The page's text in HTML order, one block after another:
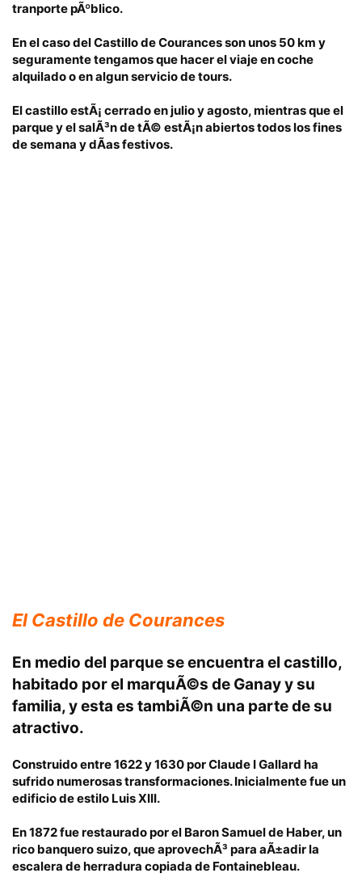
tranporte pÃºblico.
En el caso del Castillo de Courances son unos 50 km y
seguramente tengamos que hacer el viaje en coche
alquilado o en algun servicio de tours.
El castillo estÃ¡ cerrado en julio y agosto, mientras que el
parque y el salÃ³n de tÃ© estÃ¡n abiertos todos los fines
de semana y dÃ­as festivos.
El Castillo de Courances
En medio del parque se encuentra el castillo,
habitado por el marquÃ©s de Ganay y su
familia, y esta es tambiÃ©n una parte de su
atractivo.
Construido entre 1622 y 1630 por Claude I Gallard ha
sufrido numerosas transformaciones. Inicialmente fue un
edificio de estilo Luis XIII.
En 1872 fue restaurado por el Baron Samuel de Haber, un
rico banquero suizo, que aprovechÃ³ para aÃ±adir la
escalera de herradura copiada de Fontainebleau.